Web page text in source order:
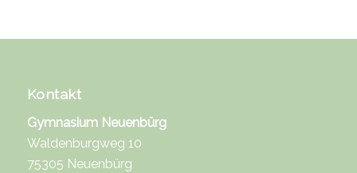
Kontakt
Gymnasium Neuenbürg
Waldenburgweg 10
75305 Neuenbürg